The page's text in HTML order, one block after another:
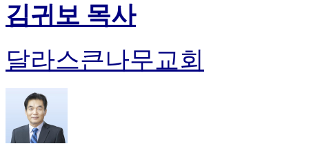
김귀보 목사
달라스큰나무교회